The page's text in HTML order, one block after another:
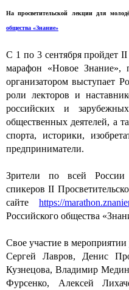
На просветительской лекции для
общества «Знание»
С 1 по 3 сентября пройдет
марафон «Новое
организатором выступает
роли лекторов и
российских и
общественных деятелей, а
спорта, историки,
предприниматели.
Зрители по всей России
спикеров II
сайте https://
Российского общества
Свое участие в
Сергей Лавров, Денис
Кузнецова, Владимир
Фурсенко, Алексей